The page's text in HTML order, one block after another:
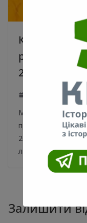
Кличко
2019 році
Мер Києва Віталій
провести повну
2019 році. Таку
лютого, нагадує
Залишити